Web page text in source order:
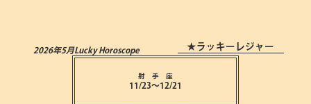
2026年5月Lucky Horoscope ★ラッキーレジャー
射 手 座
11/23～12/21